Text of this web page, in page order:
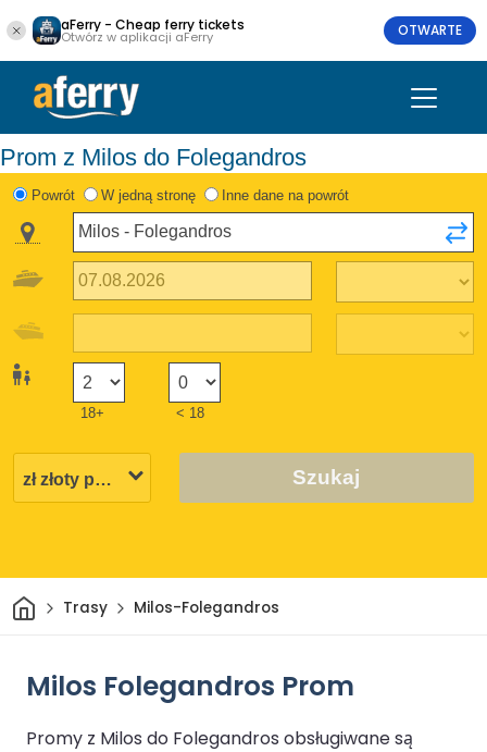
aFerry - Cheap ferry tickets
Otwórz w aplikacji aFerry OTWARTE
Prom z Milos do Folegandros
Powrót W jedną stronę Inne dane na powrót
18+ < 18
Szukaj
DomTrasy Milos-Folegandros
Milos Folegandros Prom
Promy z Milos do Folegandros obsługiwane są